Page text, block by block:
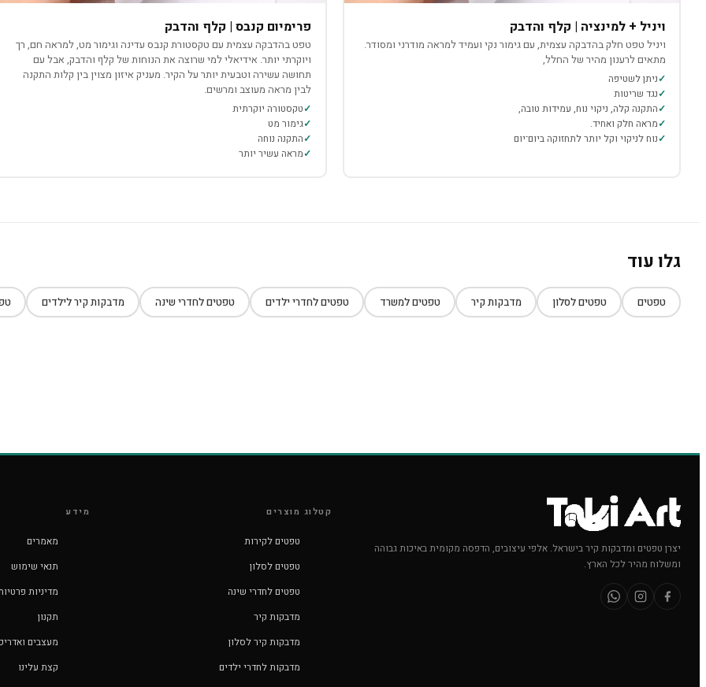
ויניל + למינציה | קלף והדבק
ויניל טפט חלק בהדבקה עצמית, עם גימור נקי ועמיד למראה מודרני ומסודר.
מתאים לרענון מהיר של החלל,
ניתן לשטיפה
נגד שריטות
התקנה קלה, ניקוי נוח, עמידות טובה,
מראה חלק ואחיד.
נוח לניקוי וקל יותר לתחזוקה ביום־יום
פרימיום קנבס | קלף והדבק
טפט בהדבקה עצמית עם טקסטורת קנבס עדינה וגימור מט, למראה חם, רך
ויוקרתי יותר. אידיאלי למי שרוצה את הנוחות של קלף והדבק, אבל עם
תחושה עשירה וטבעית יותר על הקיר. מעניק איזון מצוין בין קלות התקנה
לבין מראה מעוצב ומרשים.
טקסטורה יוקרתית
גימור מט
התקנה נוחה
מראה עשיר יותר
גלו עוד
טפטים טפטים לסלון מדבקות קיר טפטים למשרד טפטים לחדרי ילדים טפטים לחדרי שינה מדבקות קיר לילדים
יצרן טפטים ומדבקות קיר בישראל. אלפי עיצובים, הדפסה מקומית באיכות גבוהה
ומשלוח מהיר לכל הארץ.
קטלוג מוצרים
טפטים לקירות
טפטים לסלון
טפטים לחדרי שינה
מדבקות קיר
מדבקות קיר לסלון
מדבקות לחדרי ילדים
מידע
מאמרים
תנאי שימוש
מדיניות
תקנון
מעצבים
קצת עלינו